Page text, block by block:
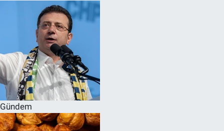
Gündem